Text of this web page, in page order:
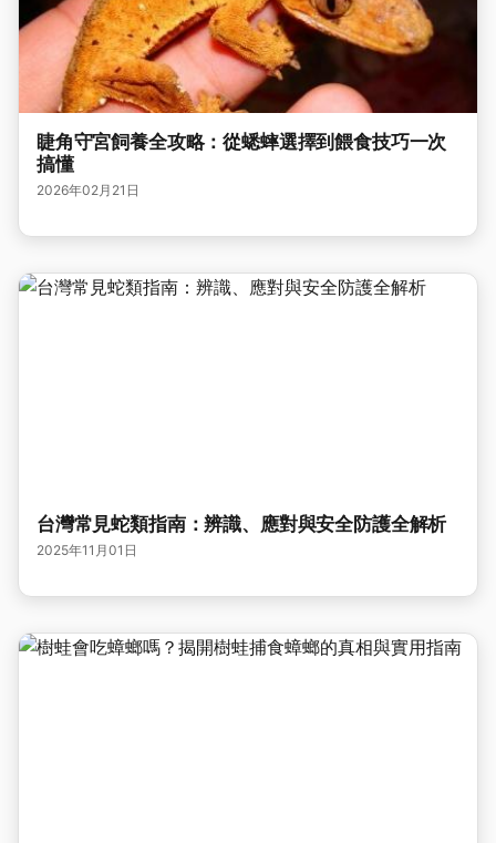
睫角守宮飼養全攻略：從蟋蟀選擇到餵食技巧一次
搞懂
2026年02月21日
台灣常見蛇類指南：辨識、應對與安全防護全解析
2025年11月01日